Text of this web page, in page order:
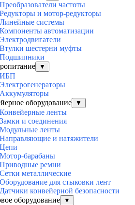
Преобразователи частоты
Редукторы и мотор-редукторы
Линейные системы
Компоненты автоматизации
Электродвигатели
Втулки шестерни муфты
Подшипники
▼
ИБП
Электрогенераторы
Аккумуляторы
оборудование
▼
Конвейерные ленты
Замки и соединения
Модульные ленты
Направляющие и натяжители
Цепи
Мотор-барабаны
Приводные ремни
Сетки металлические
Оборудование для стыковки лент
Датчики конвейерной безопасности
оборудование
▼